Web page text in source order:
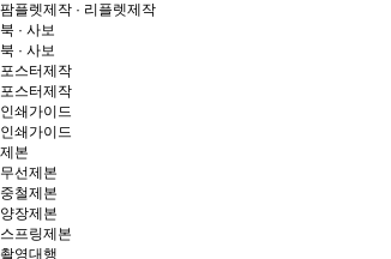
팜플렛제작 · 리플렛제작
북 · 사보
북 · 사보
포스터제작
포스터제작
인쇄가이드
인쇄가이드
제본
무선제본
중철제본
양장제본
스프링제본
촬영대행